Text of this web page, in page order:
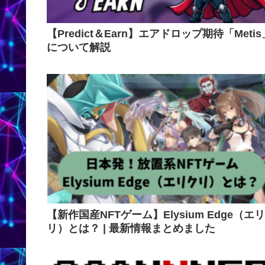
【Predict＆Earn】エアドロップ期待「Metis
について解説
【新作国産NFTゲーム】Elysium Edge（エ
リ）とは？ | 最新情報まとめました